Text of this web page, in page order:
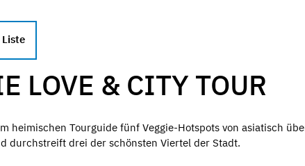
LOVE & CITY TOUR
heimischen Tourguide fünf Veggie-Hotspots von asiatisch
durchstreift drei der schönsten Viertel der Stadt.